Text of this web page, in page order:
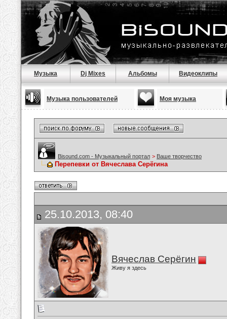
Музыка Dj Mixes Альбомы Видеоклипы
Музыка пользователей Моя музыка
Bisound.com - Музыкальный портал > Ваше творчество
Перепевки от Вячеслава Серёгина
25.10.2013, 08:40
Вячеслав Серёгин
Живу я здесь